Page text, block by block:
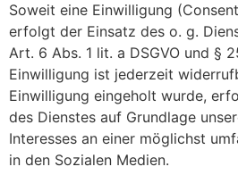
Soweit eine Einwilligung
erfolgt der Einsatz des o. g.
Art. 6 Abs. 1 lit. a DSGVO und §
Einwilligung ist jederzeit
Einwilligung eingeholt wurde,
des Dienstes auf Grundlage
Interesses an einer möglichst
in den Sozialen Medien.